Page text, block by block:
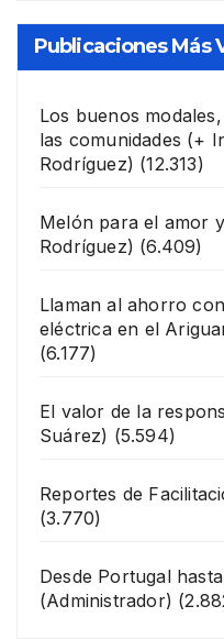
Publicaciones Más
Los buenos
las comunidades (+
Rodríguez) (12.313)
Melón para el amor
Rodríguez) (6.409)
Llaman al ahorro
eléctrica en el
(6.177)
El valor de la
Suárez) (5.594)
Reportes de
(3.770)
Desde Portugal
(Administrador)